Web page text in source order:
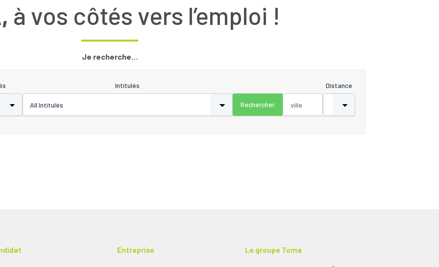
à vos côtés vers l’emploi !
Je recherche…
Distance
Intitulés
Entreprise Le groupe Toma